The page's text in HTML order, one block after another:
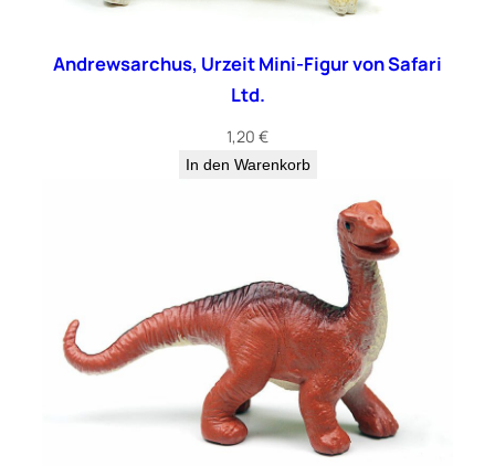
Andrewsarchus, Urzeit Mini-Figur von Safari
Ltd.
1,20 €
In den Warenkorb